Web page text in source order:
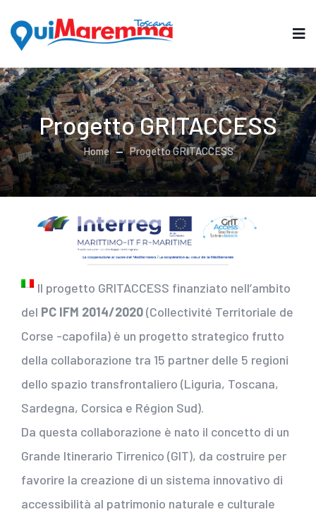
Progetto GRITACCESS
Home Progetto GRITACCESS
Il progetto GRITACCESS finanziato nell’ambito
del PC IFM 2014/2020(Collectivité Territoriale de
Corse -capofila) è un progetto strategico frutto
della collaborazione tra 15 partner delle 5 regioni
dello spazio transfrontaliero (Liguria, Toscana,
Sardegna, Corsica e Région Sud).
Da questa collaborazione è nato il concetto di un
Grande Itinerario Tirrenico (GIT), da costruire per
favorire la creazione di un sistema innovativo di
accessibilità al patrimonio naturale e culturale